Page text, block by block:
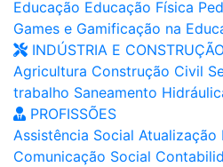
Educação Educação Física
Games e Gamificação na
INDÚSTRIA E
Agricultura Construção Civil
trabalho Saneamento
PROFISSÕES
Assistência Social Atualização
Comunicação Social